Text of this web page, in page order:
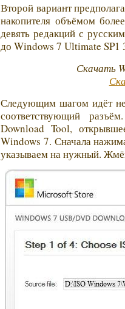
Второй вариант
накопителя объёмом
девять редакций с
до Windows 7 Ultimate SP1
Скачать
Следующим шагом идёт
соответствующий
Download Tool,
Windows 7. Сначала
указываем на нужный.